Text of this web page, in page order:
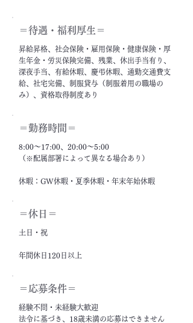
＝​待遇・福利厚生＝
昇給昇格、社会保険・雇用保険・健康保険・厚
生年金・労災保険完備、残業、休出手当有り、
深夜手当、有給休暇、慶弔休暇、通勤交通費支
給、社宅完備、制服貸与（制服着用の職場の
み）、資格取得制度あり
＝勤務時間＝
8:00～17:00、20:00～5:00
（※配属部署によって異なる場合あり）
休暇：GW休暇・夏季休暇・年末年始休暇
＝休日＝
土日・祝
年間休日120日以上
＝応募条件＝
経験不問・未経験大歓迎
法令に基づき、18歳未満の応募はできません